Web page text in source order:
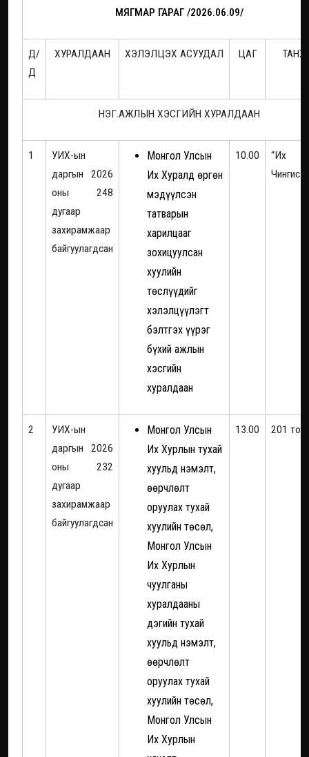
МЯГМАР ГАРАГ /2026.06.09/
Д/
Д
ХУРАЛДААН ХЭЛЭЛЦЭХ АСУУДАЛ ЦАГ
НЭГ.АЖЛЫН ХЭСГИЙН ХУРАЛДААН
1
УИХ-ын
даргын 2026
оны 248
дугаар
захирамжаар
байгуулагдсан
Монгол Улсын
Их Хуралд өргөн
мэдүүлсэн
татварын
харилцааг
зохицуулсан
хуулийн
төслүүдийг
хэлэлцүүлэгт
бэлтгэх үүрэг
бүхий ажлын
хэсгийн
хуралдаан
10.00
“Их
Чингис
2
УИХ-ын
даргын 2026
оны 232
дугаар
захирамжаар
байгуулагдсан
Монгол Улсын
Их Хурлын тухай
хуульд нэмэлт,
өөрчлөлт
оруулах тухай
хуулийн төсөл,
Монгол Улсын
Их Хурлын
чуулганы
хуралдааны
дэгийн тухай
хуульд нэмэлт,
өөрчлөлт
оруулах тухай
хуулийн төсөл,
Монгол Улсын
Их Хурлын
13.00 201